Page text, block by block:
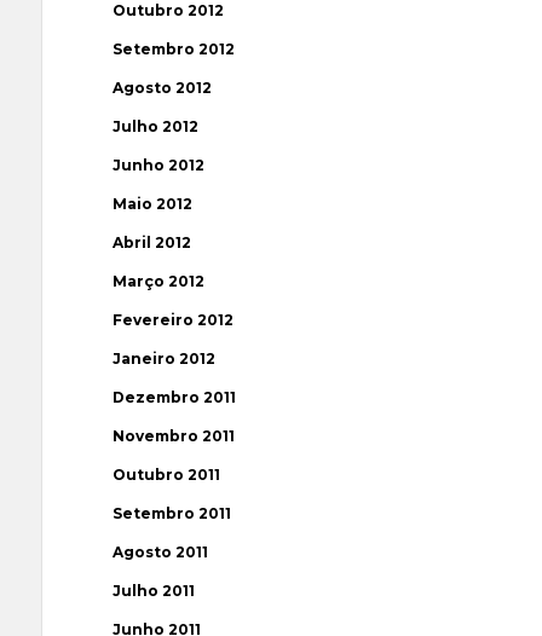
Outubro 2012
Setembro 2012
Agosto 2012
Julho 2012
Junho 2012
Maio 2012
Abril 2012
Março 2012
Fevereiro 2012
Janeiro 2012
Dezembro 2011
Novembro 2011
Outubro 2011
Setembro 2011
Agosto 2011
Julho 2011
Junho 2011